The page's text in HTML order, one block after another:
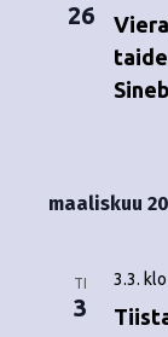
26
maaliskuu
TI
3
3.3.